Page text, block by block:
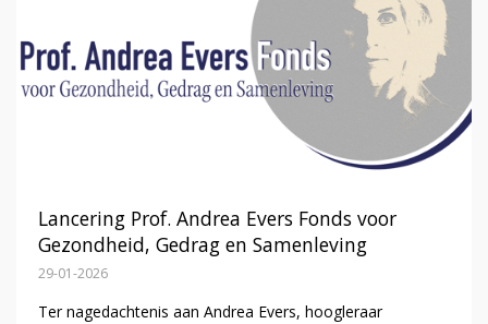
Lancering Prof. Andrea Evers Fonds voor
Gezondheid, Gedrag en Samenleving
29-01-2026
Ter nagedachtenis aan Andrea Evers, hoogleraar